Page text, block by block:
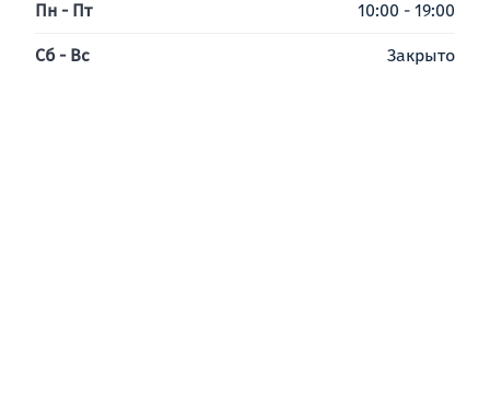
Пн - Пт 10:00 - 19:00
Сб - Вс Закрыто